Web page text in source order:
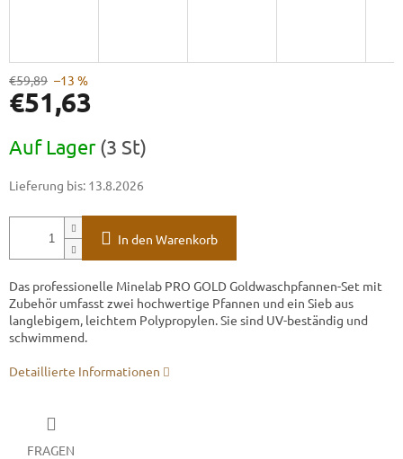
€59,89 –13 %
€51,63
Auf Lager(3 St)
Lieferung bis: 13.8.2026
In den Warenkorb
Das professionelle Minelab PRO GOLD Goldwaschpfannen-Set mit
Zubehör umfasst zwei hochwertige Pfannen und ein Sieb aus
langlebigem, leichtem Polypropylen. Sie sind UV-beständig und
schwimmend.
Detaillierte Informationen
FRAGEN